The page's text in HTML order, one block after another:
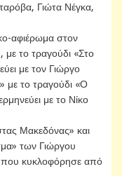
Γιώτα Νέγκα,
αφιέρωμα στον
το τραγούδι «Στο
με τον Γιώργο
με το τραγούδι «Ο
με το Νίκο
Μακεδόνας» και
των Γιώργου
που κυκλοφόρησε από